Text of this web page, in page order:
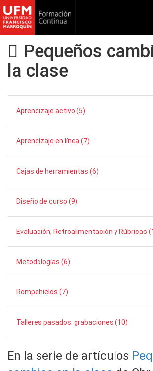
Pequeños
la clase
Aprendizaje activo (5)
Aprendizaje en línea (7)
Cajas de herramientas (6)
Diseño de curso (9)
Evaluación, Retroalimentación y Rúbricas
Metodologías (6)
Rompehielos (7)
Talleres pasados: grabaciones (10)
En la serie de artículos